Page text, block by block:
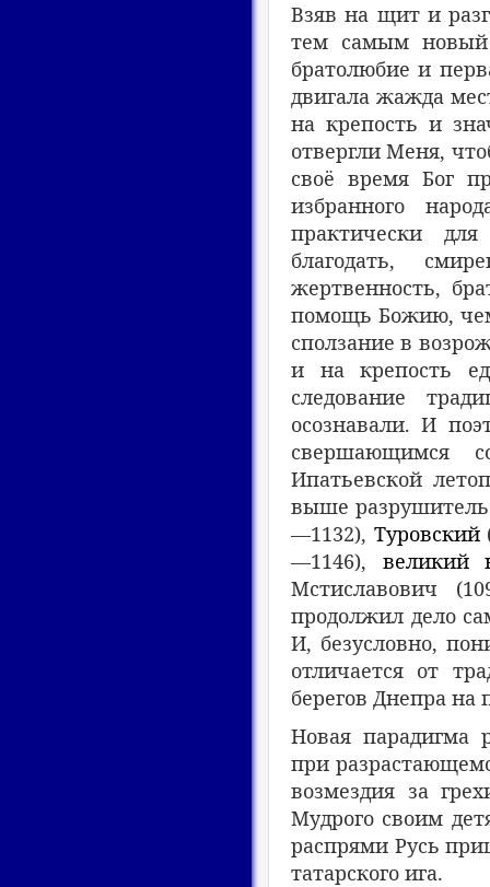
Взяв на щит и
тем самым новый
братолюбие и
двигала жажда
на крепость и
отвергли Меня,
своё время Бог
избранного
практически
благодать,
жертвенность,
помощь Божию,
сползание в
и на крепость
следование
осознавали. И
свершающимся
Ипатьевской
выше
—1132), Туровский
—1146), великий
Мстиславович
продолжил дело
И, безусловно,
отличается от
берегов Днепра
Новая парадигма
при
возмездия за
Мудрого своим
распрями Русь
татарского ига.